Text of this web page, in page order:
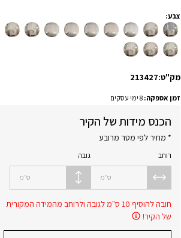
צבע:
מק"ט:213427
זמן אספקה:8 ימי עסקים
הכנס מידות של הקיר
* מחיר לפי מטר מרובע
רוחב
ס״מ
גובה
ס״מ
חובה להוסיף 10 ס"מ לגובה ולרוחב מהמידה המקורית
של הקיר!